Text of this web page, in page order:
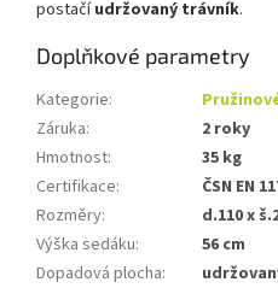
postačíudržovaný trávník.
Doplňkové parametry
Kategorie:
Záruka:
2 roky
Hmotnost:
35 kg
Certifikace:
ČSN EN
Rozměry:
d.110 x
Výška sedáku:
56 cm
Dopadová plocha: